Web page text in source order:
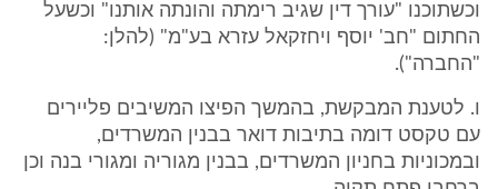
וכשתוכנו "עורך דין שגיב רימתה והונתה אותנו" וכשעל
החתום "חב' יוסף ויחזקאל עזרא בע"מ" (להלן:
"החברה").
ו. לטענת המבקשת, בהמשך הפיצו המשיבים פליירים
עם טקסט דומה בתיבות דואר בבנין המשרדים,
ובמכוניות בחניון המשרדים, בבנין מגוריה ומגורי בנה וכן